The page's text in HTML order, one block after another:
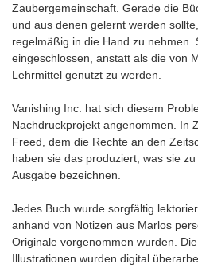
Zaubergemeinschaft. Gerade die
und aus denen gelernt werden
regelmäßig in die Hand zu nehmen.
eingeschlossen, anstatt als die von
Lehrmittel genutzt zu werden.
Vanishing Inc. hat sich diesem
Nachdruckprojekt angenommen. In
Freed, dem die Rechte an den
haben sie das produziert, was sie
Ausgabe bezeichnen.
Jedes Buch wurde sorgfältig
anhand von Notizen aus Marlos
Originale vorgenommen wurden.
Illustrationen wurden digital